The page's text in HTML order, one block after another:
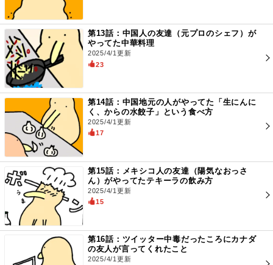
第13話：中国人の友達（元プロのシェフ）が
やってた中華料理
2025/4/1更新
23
第14話：中国地元の人がやってた「生にんに
く、からの水餃子」という食べ方
2025/4/1更新
17
第15話：メキシコ人の友達（陽気なおっさ
ん）がやってたテキーラの飲み方
2025/4/1更新
15
第16話：ツイッター中毒だったころにカナダ
の友人が言ってくれたこと
2025/4/1更新